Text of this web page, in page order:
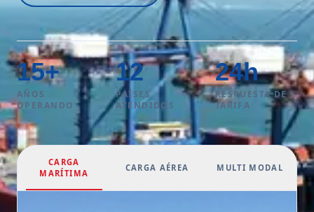
15+
AÑOS
OPERANDO
12
PAÍSES
ATENDIDOS
24h
RESPUESTA DE
TARIFA
CARGA
MARÍTIMA
CARGA AÉREA MULTI MODAL